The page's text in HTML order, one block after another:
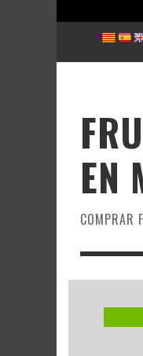
EN
COMPRAR